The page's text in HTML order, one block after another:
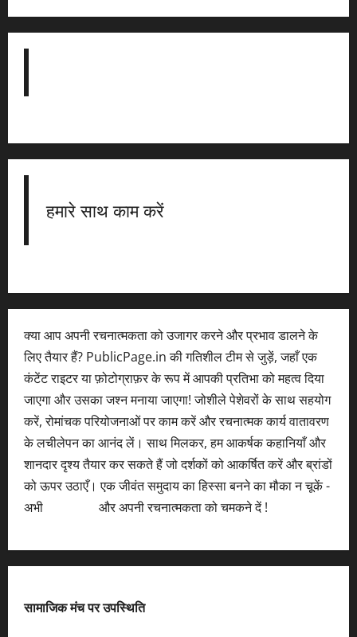
हमारे साथ काम करें
क्या आप अपनी रचनात्मकता को उजागर करने और प्रभाव डालने के
लिए तैयार हैं? PublicPage.in की गतिशील टीम से जुड़ें, जहाँ एक
कंटेंट राइटर या फ़ोटोग्राफ़र के रूप में आपकी प्रतिभा को महत्व दिया
जाएगा और उसका जश्न मनाया जाएगा! जोशीले पेशेवरों के साथ सहयोग
करें, रोमांचक परियोजनाओं पर काम करें और रचनात्मक कार्य वातावरण
के लचीलेपन का आनंद लें। साथ मिलकर, हम आकर्षक कहानियाँ और
शानदार दृश्य तैयार कर सकते हैं जो दर्शकों को आकर्षित करें और ब्रांडों
को ऊपर उठाएँ। एक जीवंत समुदाय का हिस्सा बनने का मौका न चूकें -
अभी
और अपनी रचनात्मकता को चमकने दें !
सामाजिक मंच पर उपस्थिति